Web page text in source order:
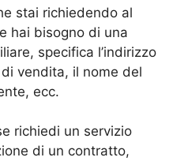
stai richiedendo al
hai bisogno di una
specifica l’indirizzo
vendita, il nome del
ecc.
richiedi un servizio
di un contratto,